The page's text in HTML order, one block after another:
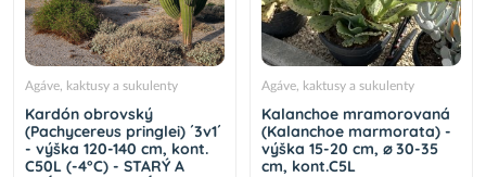
Agáve, kaktusy a sukulenty
Kardón obrovský
(Pachycereus pringlei) ´3v1´
- výška 120-140 cm, kont.
C50L (-4°C) - STARÝ A
Agáve, kaktusy a sukulenty
Kalanchoe mramorovaná
(Kalanchoe marmorata) -
výška 15-20 cm, ⌀ 30-35
cm, kont.C5L